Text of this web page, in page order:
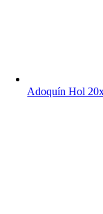
Adoquín Hol